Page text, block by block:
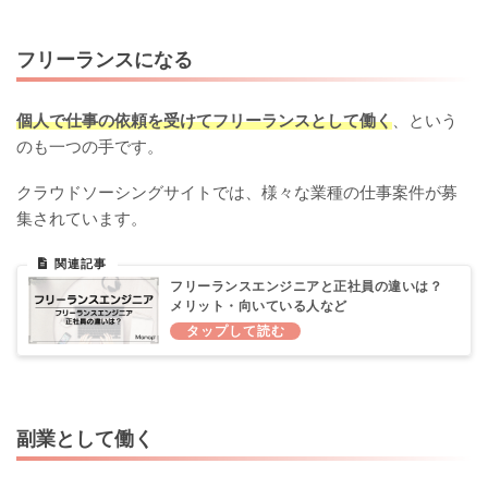
フリーランスになる
個人で仕事の依頼を受けてフリーランスとして働く 、という
のも一つの手です。
クラウドソーシングサイトでは、様々な業種の仕事案件が募
集されています。
フリーランスエンジニアと正社員の違いは？
メリット・向いている人など
副業として働く